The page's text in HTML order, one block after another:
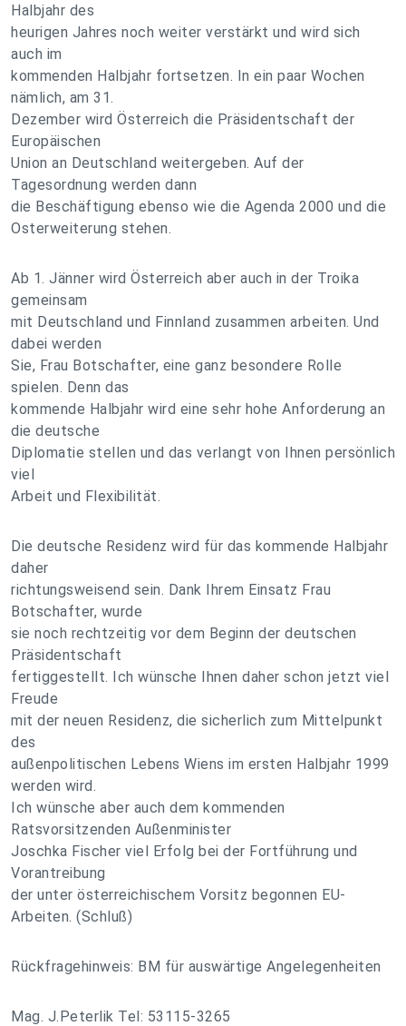
Halbjahr des
heurigen Jahres noch weiter verstärkt und wird sich
auch im
kommenden Halbjahr fortsetzen. In ein paar Wochen
nämlich, am 31.
Dezember wird Österreich die Präsidentschaft der
Europäischen
Union an Deutschland weitergeben. Auf der
Tagesordnung werden dann
die Beschäftigung ebenso wie die Agenda 2000 und die
Osterweiterung stehen.
Ab 1. Jänner wird Österreich aber auch in der Troika
gemeinsam
mit Deutschland und Finnland zusammen arbeiten. Und
dabei werden
Sie, Frau Botschafter, eine ganz besondere Rolle
spielen. Denn das
kommende Halbjahr wird eine sehr hohe Anforderung an
die deutsche
Diplomatie stellen und das verlangt von Ihnen persönlich
viel
Arbeit und Flexibilität.
Die deutsche Residenz wird für das kommende Halbjahr
daher
richtungsweisend sein. Dank Ihrem Einsatz Frau
Botschafter, wurde
sie noch rechtzeitig vor dem Beginn der deutschen
Präsidentschaft
fertiggestellt. Ich wünsche Ihnen daher schon jetzt viel
Freude
mit der neuen Residenz, die sicherlich zum Mittelpunkt
des
außenpolitischen Lebens Wiens im ersten Halbjahr 1999
werden wird.
Ich wünsche aber auch dem kommenden
Ratsvorsitzenden Außenminister
Joschka Fischer viel Erfolg bei der Fortführung und
Vorantreibung
der unter österreichischem Vorsitz begonnen EU-
Arbeiten. (Schluß)
Rückfragehinweis: BM für auswärtige Angelegenheiten
Mag. J.Peterlik Tel: 53115-3265